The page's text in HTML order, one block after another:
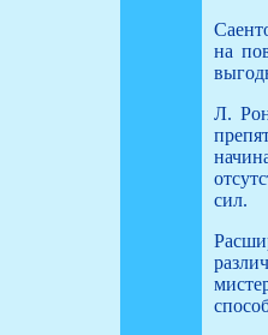
на
Л.
сил.